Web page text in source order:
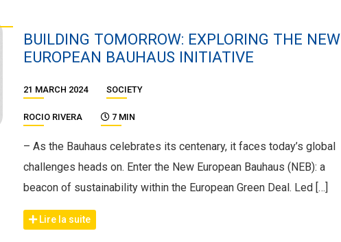
BUILDING TOMORROW: EXPLORING THE NEW
EUROPEAN BAUHAUS INITIATIVE
21 MARCH 2024 SOCIETY
ROCIO RIVERA 7 MIN
– As the Bauhaus celebrates its centenary, it faces today’s global
challenges heads on. Enter the New European Bauhaus (NEB): a
beacon of sustainability within the European Green Deal. Led […]
Lire la suite